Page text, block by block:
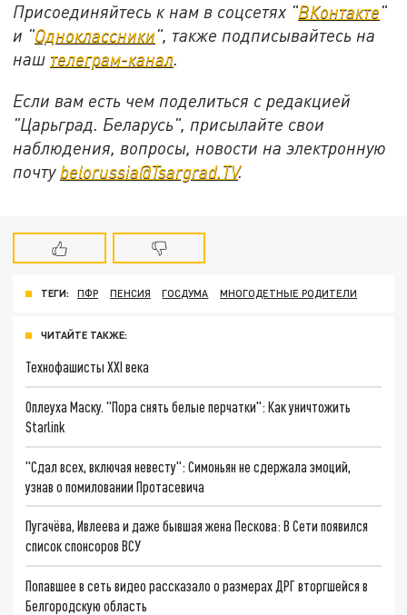
Присоединяйтесь к нам в соцсетях "ВКонтакте"
и "Одноклассники", также подписывайтесь на
наш телеграм-канал.
Если вам есть чем поделиться с редакцией
"Царьград. Беларусь", присылайте свои
наблюдения, вопросы, новости на электронную
почту belorussia@Tsargrad.TV.
ТЕГИ: ПФР ПЕНСИЯ ГОСДУМА МНОГОДЕТНЫЕ РОДИТЕЛИ
ЧИТАЙТЕ ТАКЖЕ:
Технофашисты XXI века
Оплеуха Маску. "Пора снять белые перчатки": Как уничтожить
Starlink
"Сдал всех, включая невесту": Симоньян не сдержала эмоций,
узнав о помиловании Протасевича
Пугачёва, Ивлеева и даже бывшая жена Пескова: В Сети появился
список спонсоров ВСУ
Попавшее в сеть видео рассказало о размерах ДРГ вторгшейся в
Белгородскую область